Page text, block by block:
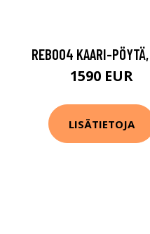
REB004 KAARI-
1590 EUR
LISÄTIETOJA